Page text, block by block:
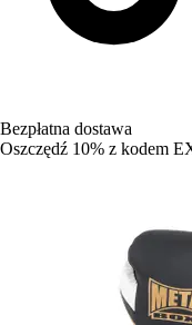
Bezpłatna dostawa
Oszczędź 10% z kodem